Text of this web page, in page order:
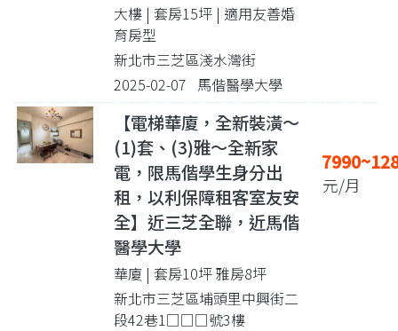
大樓 | 套房15坪 | 適用友善婚
育房型
新北市三芝區淺水灣街
2025-02-07 馬偕醫學大學
【電梯華廈，全新裝潢～
(1)套、(3)雅～全新家
電，限馬偕學生身分出
租，以利保障租客室友安
全】近三芝全聯，近馬偕
醫學大學
華廈 | 套房10坪 雅房8坪
新北市三芝區埔頭里中興街二
段42巷1□□□號3樓
元/月